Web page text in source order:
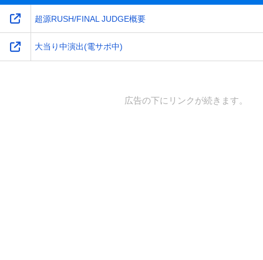
超源RUSH/FINAL JUDGE概要
大当り中演出(電サポ中)
広告の下にリンクが続きます。